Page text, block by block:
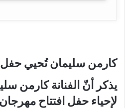
كارمن سليمان تُحيي حفل
يذكر أنّ الفنانة كارمن